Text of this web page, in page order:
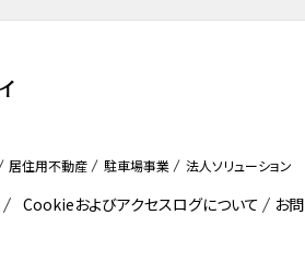
居住用不動産 駐車場事業 法人ソリューション
Cookieおよびアクセスログについて お